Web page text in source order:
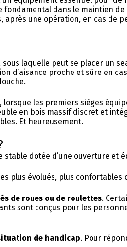
dans le maintien
une opération, en cas de
laquelle peut se placer un
d’aisance proche et sûre en
les premiers sièges
en bois massif discret et
Et heureusement.
dotée d’une ouverture et
plus évolués, plus confortables
de roues ou de roulettes.
sont conçus pour les
de handicap. Pour